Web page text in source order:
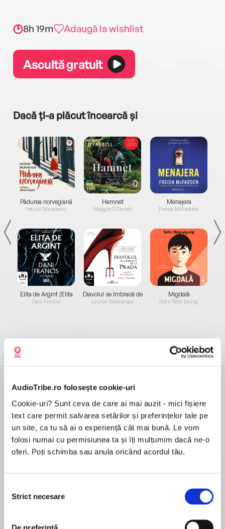
AudioTribe.ro folosește cookie-uri
Cookie-uri? Sunt ceva de care ai mai auzit - mici fișiere
text care permit salvarea setărilor și preferințelor tale pe
un site, ca tu să ai o experiență cât mai bună. Le vom
folosi numai cu permisiunea ta și îți mulțumim dacă ne-o
oferi. Poți schimba sau anula oricând acordul tău.
consimțământului
Strict necesare
De preferință
8h 19m Adaugă la wishlist
Ascultă gratuit
Dacă ți-a plăcut încearcă și
Pădurea norvegiană
Haruki Murakami
Elita de Argint (Elita
de...
Dani Francis
Hamnet
Maggie O'Farrell
Diavolul se îmbracă de
la...
Lauren Weisberger
Menajera
Freida McFadden
Migdală
Sohn Won-pyung
Despre
to DIE for…
The gripping new thriller from the Sunday Times
‘A brilliant new storyteller has arrived’ ERIN
MAI MULT
În acest moment nu există recenzii
Catherine Cooper is a journalist specializing in